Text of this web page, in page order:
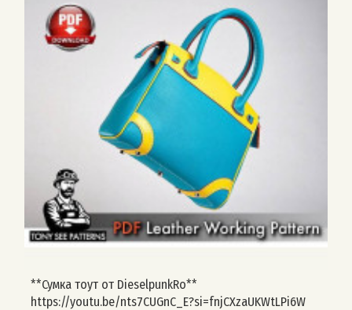
#royal_leather #сумка959
**Сумка тоут от DieselpunkRo**
https://youtu.be/nts7CUGnC_E?si=fnjCXzaUKWtLPi6W